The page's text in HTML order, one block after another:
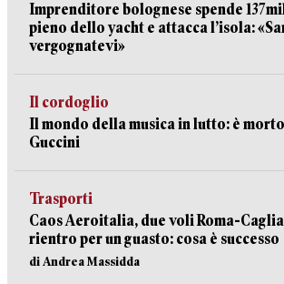
Imprenditore bolognese spende
pieno dello yacht e attacca l’isola:
vergognatevi»
Il cordoglio
Il mondo della musica in lutto: è
Guccini
Trasporti
Caos Aeroitalia, due voli Roma-
rientro per un guasto: cosa è successo
di Andrea Massidda